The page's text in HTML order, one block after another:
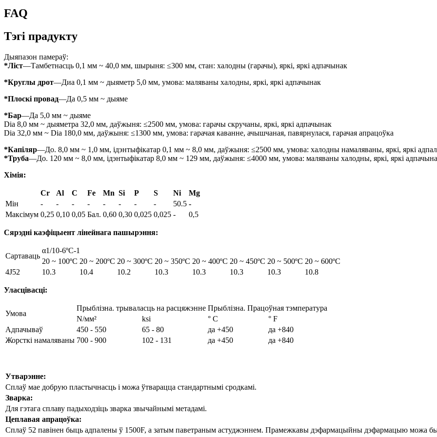
FAQ
Тэгі прадукту
Дыяпазон памераў:
*Ліст—Тамбетнасць 0,1 мм ~ 40,0 мм, шырыня: ≤300 мм, стан: халодны (гарачы), яркі, яркі адпачынак
*Круглы дрот—Диа 0,1 мм ~ дыяметр 5,0 мм, умова: маляваны халодны, яркі, яркі адпачынак
*Плоскі провад—Да 0,5 мм ~ дыяме
*Бар—Да 5,0 мм ~ дыяме
Dia 8,0 мм ~ дыяметра 32,0 мм, даўжыня: ≤2500 мм, умова: гарачы скручаны, яркі, яркі адпачынак
Dia 32,0 мм ~ Dia 180,0 мм, даўжыня: ≤1300 мм, умова: гарачая каванне, ачышчаная, павярнулася, гарачая апрацоўка
*Капіляр—До. 8,0 мм ~ 1,0 мм, ідэнтыфікатар 0,1 мм ~ 8,0 мм, даўжыня: ≤2500 мм, умова: халодны намаляваны, яркі, яркі
*Труба—До. 120 мм ~ 8,0 мм, ідэнтыфікатар 8,0 мм ~ 129 мм, даўжыня: ≤4000 мм, умова: маляваны халодны, яркі, яркі
Хімія:
Cr Al C Fe Mn Si P S Ni
Mg
Мін
- - - - - - - - 50.5 -
Максімум 0,25 0,10 0,05 Бал. 0,60 0,30 0,025 0,025 - 0,5
Сярэдні каэфіцыент лінейнага пашырэння:
Сартаваць
α1/10-6ºC-1
20 ~ 100ºC 20 ~ 200ºC 20 ~ 300ºC 20 ~ 350ºC 20 ~ 400ºC 20 ~ 450ºC 20 ~ 500ºC 20 ~ 600ºC
4J52
10.3 10.4 10.2 10.3 10.3 10.3 10.3 10.8
Уласцівасці:
Умова
Прыблізна. трываласць на расцяжэнне Прыблізна. Працоўная тэмпература
N/мм²
ksi ° С
° F
Адпачываў
450 - 550 65 - 80 да +450
да +840
Жорсткі намаляваны 700 - 900 102 - 131 да +450 да +840
Утварэнне:
Сплаў мае добрую пластычнасць і можа ўтварацца стандартнымі сродкамі.
Зварка:
Для гэтага сплаву падыходзіць зварка звычайнымі метадамі.
Цеплавая апрацоўка:
Сплаў 52 павінен быць адпалены ў 1500F, а затым паветраным астуджэннем. Прамежкавы дэфармацыйны дэфармацыю можа